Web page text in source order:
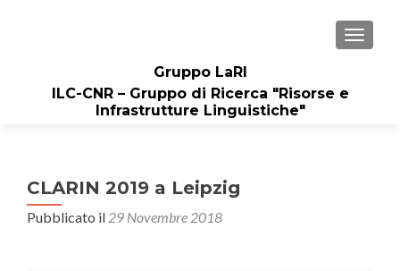
Gruppo LaRI
ILC-CNR – Gruppo di Ricerca "Risorse e
Infrastrutture Linguistiche"
CLARIN 2019 a Leipzig
Pubblicato il 29 Novembre 2018